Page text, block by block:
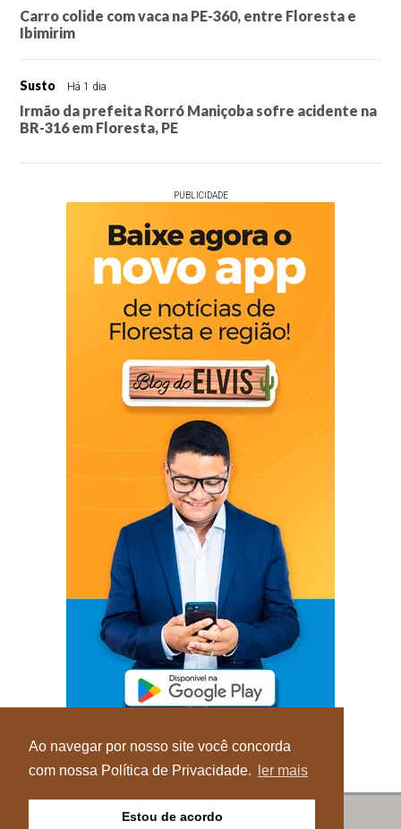
Ao navegar por nosso site você concorda
com nossa Política de Privacidade.
ler mais
Estou de acordo
Carro colide com vaca na PE-360, entre Floresta e
Ibimirim
Susto Há 1 dia
Irmão da prefeita Rorró Maniçoba sofre acidente na
BR-316 em Floresta, PE
PUBLICIDADE